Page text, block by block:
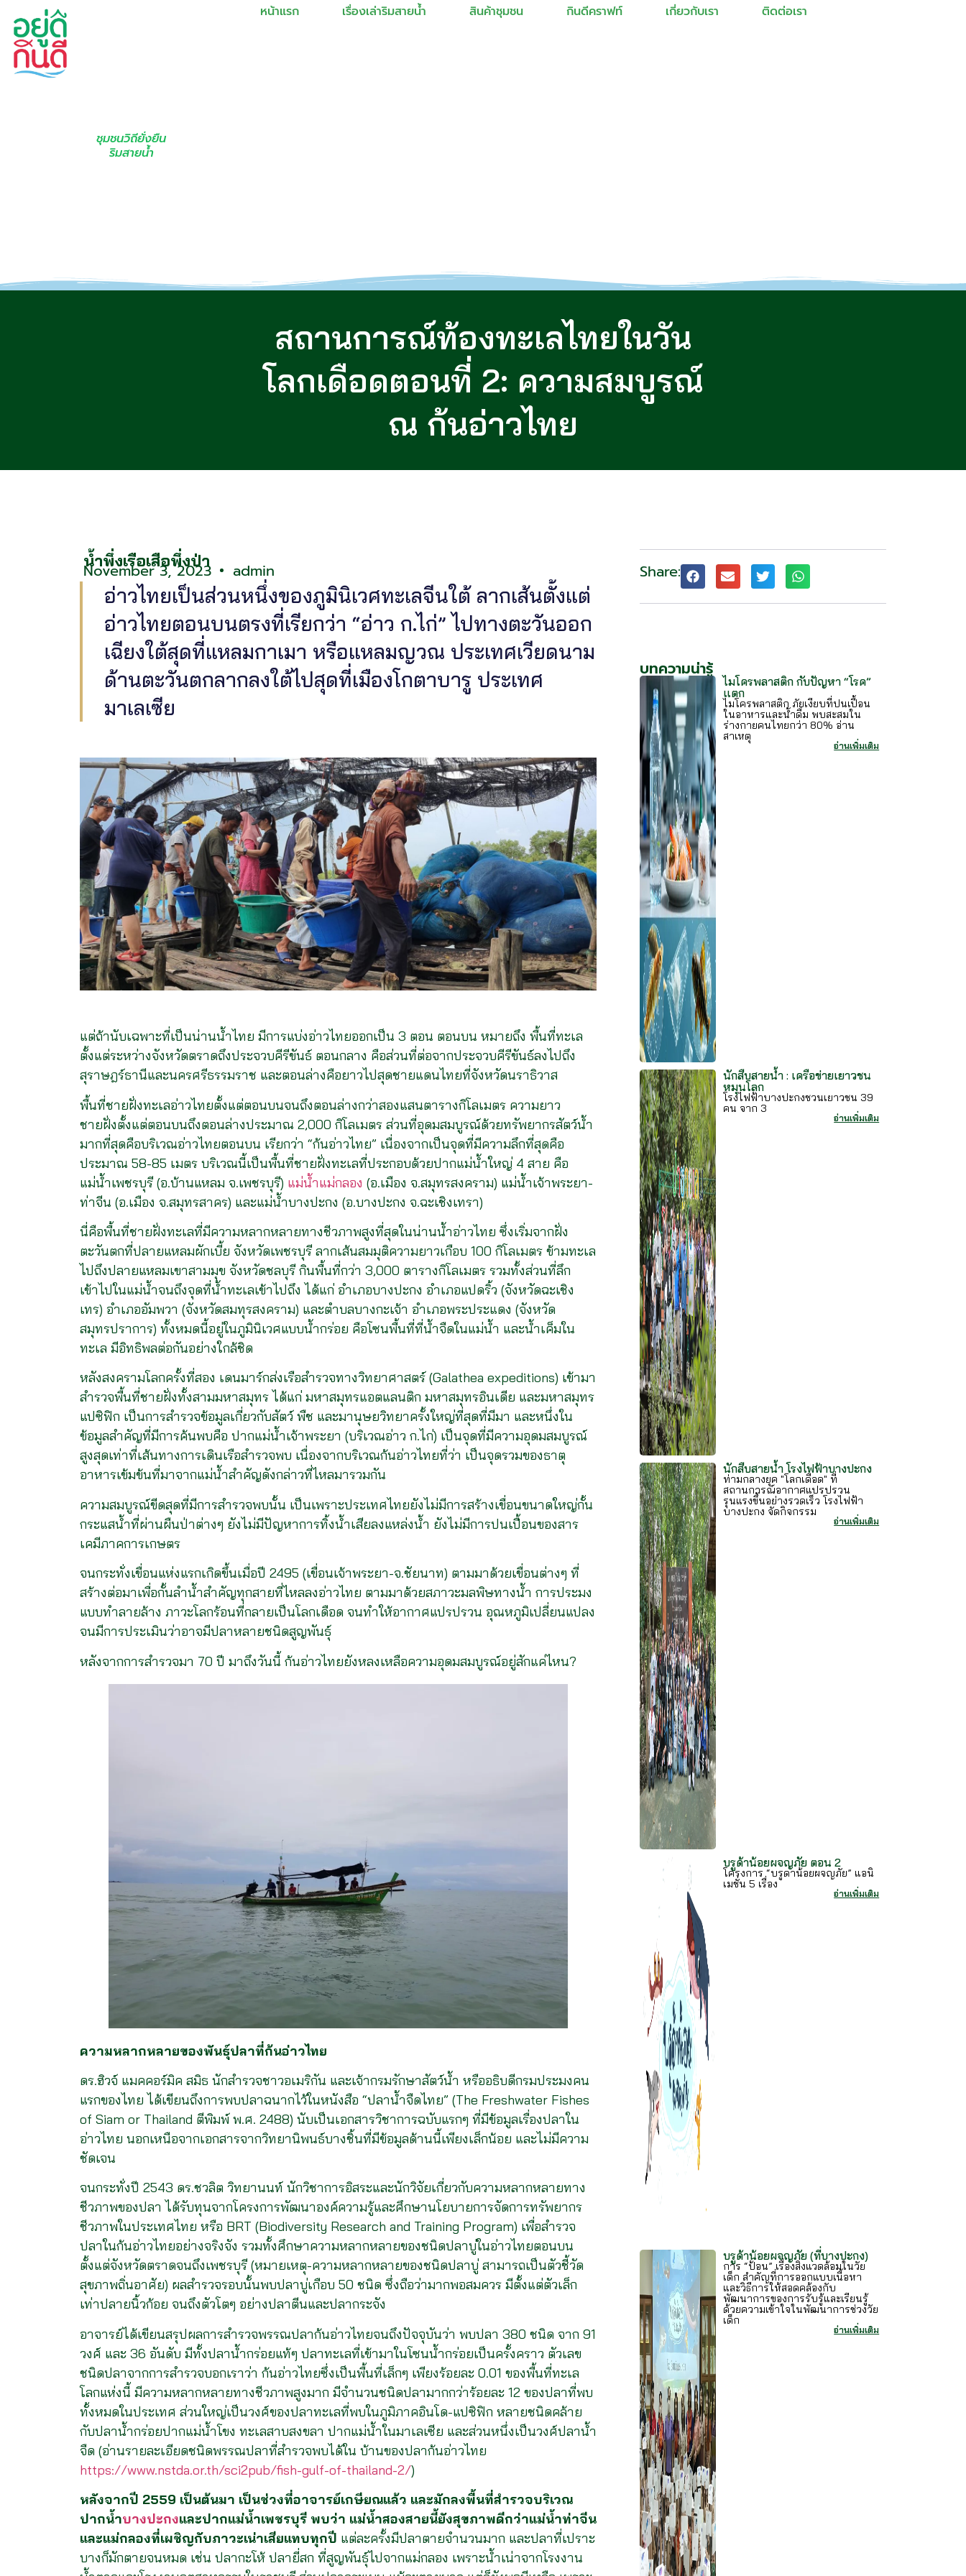
ชุมชนวิถียั่งยืน
ริมสายน้ำ
หน้าแรก เรื่องเล่าริมสายน้ำ สินค้าชุมชน กินดีคราฟท์ เกี่ยวกับเรา ติดต่อเรา
สถานการณ์ท้องทะเลไทยในวัน
โลกเดือดตอนที่ 2: ความสมบูรณ์
ณ ก้นอ่าวไทย
น้ำพึ่งเรือเสือพึ่งป่า
November 3, 2023 admin
อ่าวไทยเป็นส่วนหนึ่งของภูมินิเวศทะเลจีนใต้ ลากเส้นตั้งแต่
อ่าวไทยตอนบนตรงที่เรียกว่า “อ่าว ก.ไก่” ไปทางตะวันออก
เฉียงใต้สุดที่แหลมกาเมา หรือแหลมญวณ ประเทศเวียดนาม
ด้านตะวันตกลากลงใต้ไปสุดที่เมืองโกตาบารู ประเทศ
มาเลเซีย
แต่ถ้านับเฉพาะที่เป็นน่านน้ำไทย มีการแบ่งอ่าวไทยออกเป็น 3 ตอน ตอนบน หมายถึง พื้นที่ทะเล
ตั้งแต่ระหว่างจังหวัดตราดถึงประจวบคีรีขันธ์ ตอนกลาง คือส่วนที่ต่อจากประจวบคีรีขันธ์ลงไปถึง
สุราษฎร์ธานีและนครศรีธรรมราช และตอนล่างคือยาวไปสุดชายแดนไทยที่จังหวัดนราธิวาส
พื้นที่ชายฝั่งทะเลอ่าวไทยตั้งแต่ตอนบนจนถึงตอนล่างกว่าสองแสนตารางกิโลเมตร ความยาว
ชายฝั่งตั้งแต่ตอนบนถึงตอนล่างประมาณ 2,000 กิโลเมตร ส่วนที่อุดมสมบูรณ์ด้วยทรัพยากรสัตว์น้ำ
มากที่สุดคือบริเวณอ่าวไทยตอนบน เรียกว่า “ก้นอ่าวไทย” เนื่องจากเป็นจุดที่มีความลึกที่สุดคือ
ประมาณ 58-85 เมตร บริเวณนี้เป็นพื้นที่ชายฝั่งทะเลที่ประกอบด้วยปากแม่น้ำใหญ่ 4 สาย คือ
แม่น้ำเพชรบุรี (อ.บ้านแหลม จ.เพชรบุรี) แม่น้ำแม่กลอง (อ.เมือง จ.สมุทรสงคราม) แม่น้ำเจ้าพระยา-
ท่าจีน (อ.เมือง จ.สมุทรสาคร) และแม่น้ำบางปะกง (อ.บางปะกง จ.ฉะเชิงเทรา)
นี่คือพื้นที่ชายฝั่งทะเลที่มีความหลากหลายทางชีวภาพสูงที่สุดในน่านน้ำอ่าวไทย ซึ่งเริ่มจากฝั่ง
ตะวันตกที่ปลายแหลมผักเบี้ย จังหวัดเพชรบุรี ลากเส้นสมมุติความยาวเกือบ 100 กิโลเมตร ข้ามทะเล
ไปถึงปลายแหลมเขาสามมุข จังหวัดชลบุรี กินพื้นที่กว่า 3,000 ตารางกิโลเมตร รวมทั้งส่วนที่ลึก
เข้าไปในแม่น้ำจนถึงจุดที่น้ำทะเลเข้าไปถึง ได้แก่ อำเภอบางปะกง อำเภอแปดริ้ว (จังหวัดฉะเชิง
เทร) อำเภออัมพวา (จังหวัดสมทุรสงคราม) และตำบลบางกะเจ้า อำเภอพระประแดง (จังหวัด
สมุทรปราการ) ทั้งหมดนี้อยู่ในภูมินิเวศแบบน้ำกร่อย คือโซนพื้นที่ที่น้ำจืดในแม่น้ำ และน้ำเค็มใน
ทะเล มีอิทธิพลต่อกันอย่างใกล้ชิด
หลังสงครามโลกครั้งที่สอง เดนมาร์กส่งเรือสำรวจทางวิทยาศาสตร์ (Galathea expeditions) เข้ามา
สำรวจพื้นที่ชายฝั่งทั้งสามมหาสมุทร ได้แก่ มหาสมุทรแอตแลนติก มหาสมุทรอินเดีย และมหาสมุทร
แปซิฟิก เป็นการสำรวจข้อมูลเกี่ยวกับสัตว์ พืช และมานุษยวิทยาครั้งใหญ่ที่สุดที่มีมา และหนึ่งใน
ข้อมูลสำคัญที่มีการค้นพบคือ ปากแม่น้ำเจ้าพระยา (บริเวณอ่าว ก.ไก่) เป็นจุดที่มีความอุดมสมบูรณ์
สูงสุดเท่าที่เส้นทางการเดินเรือสำรวจพบ เนื่องจากบริเวณก้นอ่าวไทยที่ว่า เป็นจุดรวมของธาตุ
อาหารเข้มข้นที่มาจากแม่น้ำสำคัญดังกล่าวที่ไหลมารวมกัน
ความสมบูรณ์ขีดสุดที่มีการสำรวจพบนั้น เป็นเพราะประเทศไทยยังไม่มีการสร้างเขื่อนขนาดใหญ่กั้น
กระแสน้ำที่ผ่านผืนป่าต่างๆ ยังไม่มีปัญหาการทิ้งน้ำเสียลงแหล่งน้ำ ยังไม่มีการปนเปื้อนของสาร
เคมีภาคการเกษตร
จนกระทั่งเขื่อนแห่งแรกเกิดขึ้นเมื่อปี 2495 (เขื่อนเจ้าพระยา-จ.ชัยนาท) ตามมาด้วยเขื่อนต่างๆ ที่
สร้างต่อมาเพื่อกั้นลำน้ำสำคัญทุกสายที่ไหลลงอ่าวไทย ตามมาด้วยสภาวะมลพิษทางน้ำ การประมง
แบบทำลายล้าง ภาวะโลกร้อนที่กลายเป็นโลกเดือด จนทำให้อากาศแปรปรวน อุณหภูมิเปลี่ยนแปลง
จนมีการประเมินว่าอาจมีปลาหลายชนิดสูญพันธุ์
หลังจากการสำรวจมา 70 ปี มาถึงวันนี้ ก้นอ่าวไทยยังหลงเหลือความอุดมสมบูรณ์อยู่สักแค่ไหน?
ความหลากหลายของพันธุ์ปลาที่ก้นอ่าวไทย
ดร.ฮิวจ์ แมคคอร์มิค สมิธ นักสำรวจชาวอเมริกัน และเจ้ากรมรักษาสัตว์น้ำ หรืออธิบดีกรมประมงคน
แรกของไทย ได้เขียนถึงการพบปลาฉนากไว้ในหนังสือ “ปลาน้ำจืดไทย” (The Freshwater Fishes
of Siam or Thailand ตีพิมพ์ พ.ศ. 2488) นับเป็นเอกสารวิชาการฉบับแรกๆ ที่มีข้อมูลเรื่องปลาใน
อ่าวไทย นอกเหนือจากเอกสารจากวิทยานิพนธ์บางชิ้นที่มีข้อมูลด้านนี้เพียงเล็กน้อย และไม่มีความ
ชัดเจน
จนกระทั่งปี 2543 ดร.ชวลิต วิทยานนท์ นักวิชาการอิสระและนักวิจัยเกี่ยวกับความหลากหลายทาง
ชีวภาพของปลา ได้รับทุนจากโครงการพัฒนาองค์ความรู้และศึกษานโยบายการจัดการทรัพยากร
ชีวภาพในประเทศไทย หรือ BRT (Biodiversity Research and Training Program) เพื่อสำรวจ
ปลาในก้นอ่าวไทยอย่างจริงจัง รวมทั้งศึกษาความหลากหลายของชนิดปลาบู่ในอ่าวไทยตอนบน
ตั้งแต่จังหวัดตราดจนถึงเพชรบุรี (หมายเหตุ-ความหลากหลายของชนิดปลาบู่ สามารถเป็นตัวชี้วัด
สุขภาพถิ่นอาศัย) ผลสำรวจรอบนั้นพบปลาบู่เกือบ 50 ชนิด ซึ่งถือว่ามากพอสมควร มีตั้งแต่ตัวเล็ก
เท่าปลายนิ้วก้อย จนถึงตัวโตๆ อย่างปลาตีนและปลากระจัง
อาจารย์ได้เขียนสรุปผลการสำรวจพรรณปลาก้นอ่าวไทยจนถึงปัจจุบันว่า พบปลา 380 ชนิด จาก 91
วงศ์ และ 36 อันดับ มีทั้งปลาน้ำกร่อยแท้ๆ ปลาทะเลที่เข้ามาในโซนน้ำกร่อยเป็นครั้งคราว ตัวเลข
ชนิดปลาจากการสำรวจบอกเราว่า ก้นอ่าวไทยซึ่งเป็นพื้นที่เล็กๆ เพียงร้อยละ 0.01 ของพื้นที่ทะเล
โลกแห่งนี้ มีความหลากหลายทางชีวภาพสูงมาก มีจำนวนชนิดปลามากกว่าร้อยละ 12 ของปลาที่พบ
ทั้งหมดในประเทศ ส่วนใหญ่เป็นวงศ์ของปลาทะเลที่พบในภูมิภาคอินโด-แปซิฟิก หลายชนิดคล้าย
กับปลาน้ำกร่อยปากแม่น้ำโขง ทะเลสาบสงขลา ปากแม่น้ำในมาเลเซีย และส่วนหนึ่งเป็นวงศ์ปลาน้ำ
จืด (อ่านรายละเอียดชนิดพรรณปลาที่สำรวจพบได้ใน บ้านของปลาก้นอ่าวไทย
https://www.nstda.or.th/sci2pub/fish-gulf-of-thailand-2/)
หลังจากปี 2559 เป็นต้นมา เป็นช่วงที่อาจารย์เกษียณแล้ว และมักลงพื้นที่สำรวจบริเวณ
ปากน้ำบางปะกงและปากแม่น้ำเพชรบุรี พบว่า แม่น้ำสองสายนี้ยังสุขภาพดีกว่าแม่น้ำท่าจีน
และแม่กลองที่เผชิญกับภาวะเน่าเสียแทบทุกปี แต่ละครั้งมีปลาตายจำนวนมาก และปลาที่เปราะ
บางก็มักตายจนหมด เช่น ปลากะโห้ ปลายี่สก ที่สูญพันธุ์ไปจากแม่กลอง เพราะน้ำเน่าจากโรงงาน
Share:
บทความน่ารู้
ไมโครพลาสติก กับปัญหา “โรค”
แตก
ไมโครพลาสติก ภัยเงียบที่ปนเปื้อน
ในอาหารและน้ำดื่ม พบสะสมใน
ร่างกายคนไทยกว่า 80% อ่าน
สาเหตุ
อ่านเพิ่มเติม
นักสืบสายน้ำ : เครือข่ายเยาวชน
หมุนโลก
โรงไฟฟ้าบางปะกงชวนเยาวชน 39
คน จาก 3
อ่านเพิ่มเติม
นักสืบสายน้ำ โรงไฟฟ้าบางปะกง
ท่ามกลางยุค "โลกเดือด" ที่
สถานการณ์อากาศแปรปรวน
รุนแรงขึ้นอย่างรวดเร็ว โรงไฟฟ้า
บางปะกง จัดกิจกรรม
อ่านเพิ่มเติม
บรูด้าน้อยผจญภัย ตอน 2
โครงการ “บรูดาน้อยผจญภัย” แอนิ
เมชั่น 5 เรื่อง
อ่านเพิ่มเติม
บรูด้าน้อยผจญภัย (ที่บางปะกง)
การ “ป้อน” เรื่องสิ่งแวดล้อมในวัย
เด็ก สำคัญที่การออกแบบเนื้อหา
และวิธีการให้สอดคล้องกับ
พัฒนาการของการรับรู้และเรียนรู้
ด้วยความเข้าใจในพัฒนาการช่วงวัย
เด็ก
อ่านเพิ่มเติม